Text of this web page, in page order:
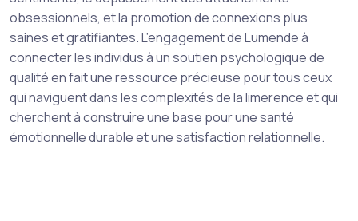
obsessionnels, et la promotion de connexions plus
saines et gratifiantes. L’engagement de Lumende à
connecter les individus à un soutien psychologique de
qualité en fait une ressource précieuse pour tous ceux
qui naviguent dans les complexités de la limerence et qui
cherchent à construire une base pour une santé
émotionnelle durable et une satisfaction relationnelle.